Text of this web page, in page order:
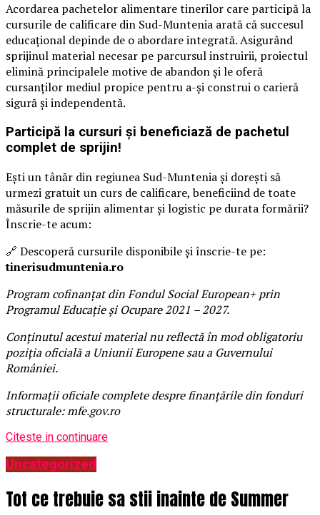
Acordarea pachetelor alimentare tinerilor care participă la
cursurile de calificare din Sud-Muntenia arată că succesul
educațional depinde de o abordare integrată. Asigurând
sprijinul material necesar pe parcursul instruirii, proiectul
elimină principalele motive de abandon și le oferă
cursanților mediul propice pentru a-și construi o carieră
sigură și independentă.
Participă la cursuri și beneficiază de pachetul
complet de sprijin!
Ești un tânăr din regiunea Sud-Muntenia și dorești să
urmezi gratuit un curs de calificare, beneficiind de toate
măsurile de sprijin alimentar și logistic pe durata formării?
Înscrie-te acum:
🔗 Descoperă cursurile disponibile și înscrie-te pe:
tinerisudmuntenia.ro
Program cofinanțat din Fondul Social European+ prin
Programul Educație și Ocupare 2021 – 2027.
Conținutul acestui material nu reflectă în mod obligatoriu
poziția oficială a Uniunii Europene sau a Guvernului
României.
Informații oficiale complete despre finanțările din fonduri
structurale: mfe.gov.ro
Citeste in continuare
Uncategorized
Tot ce trebuie sa stii inainte de Summer